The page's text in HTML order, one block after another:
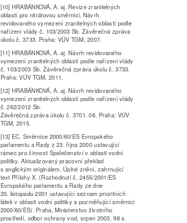
[10] HRABÁNKOVÁ, A. aj. Revize zranitelných
oblastí pro nitrátovou směrnici. Návrh
revidovaného vymezení zranitelných oblastí podle
nařízení vlády č. 103/2003 Sb. Závěrečná zpráva
úkolu č. 3733. Praha: VÚV TGM, 2007.
[11] HRABÁNKOVÁ, A. aj. Návrh revidovaného
vymezení zranitelných oblastí podle nařízení vlády
č. 103/2003 Sb. Závěrečná zpráva úkolu č. 3733.
Praha: VÚV TGM, 2011.
[12] HRABÁNKOVÁ, A. aj. Návrh revidovaného
vymezení zranitelných oblastí podle nařízení vlády
č. 262/2012 Sb.
Závěrečná zpráva úkolu č. 3701. 06. Praha: VÚV
TGM, 2015.
[13] EC. Směrnice 2000/60/ES Evropského
parlamentu a Rady z 23. října 2000 ustavující
rámec pro činnost Společenství v oblasti vodní
politiky. Aktualizovaný pracovní překlad
s anglickým originálem. Úplné znění, zahrnující
text Přílohy X. (Rozhodnutí č. 2455/2001/ES
Evropského parlamentu a Rady ze dne
20. listopadu 2001 ustavující seznam prioritních
látek v oblasti vodní politiky a pozměňující směrnici
2000/60/ES). Praha, Ministerstvo životního
prostředí, odbor ochrany vod, srpen 2003, 98 s.